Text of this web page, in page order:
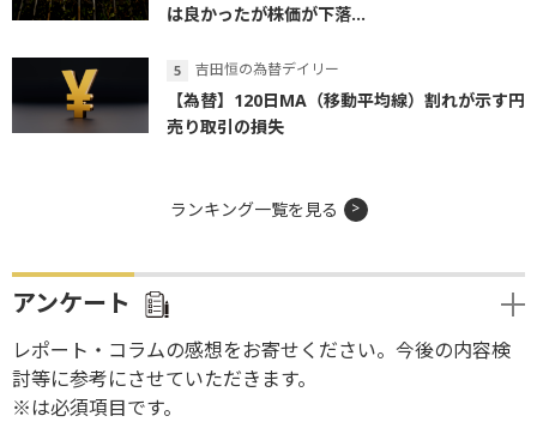
は良かったが株価が下落...
吉田恒の為替デイリー
【為替】120日MA（移動平均線）割れが示す円
売り取引の損失
ランキング一覧を見る
アンケート
レポート・コラムの感想をお寄せください。今後の内容検
討等に参考にさせていただきます。
※は必須項目です。